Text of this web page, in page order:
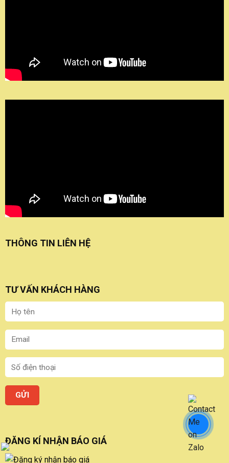
THÔNG TIN LIÊN HỆ
TƯ VẤN KHÁCH HÀNG
ĐĂNG KÍ NHẬN BÁO GIÁ